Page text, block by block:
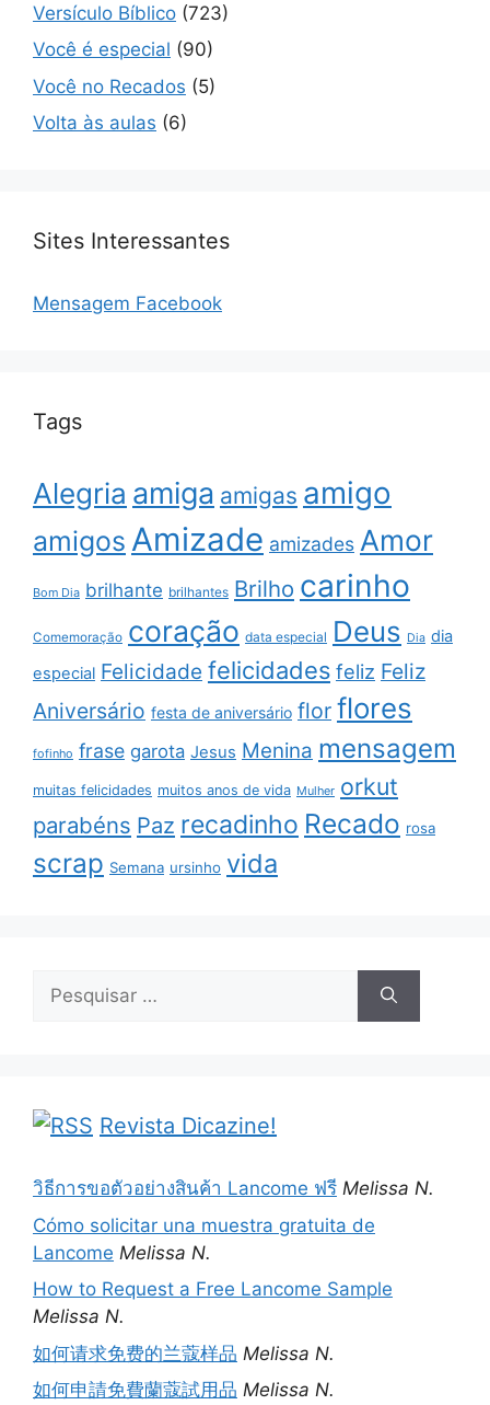
Versículo Bíblico (723)
Você é especial (90)
Você no Recados (5)
Volta às aulas (6)
Sites Interessantes
Mensagem Facebook
Tags
Alegria amiga amigas amigo
amigos Amizade amizades Amor
Bom Dia brilhante brilhantes Brilho carinho
Comemoração coração data especial Deus Dia dia
especial Felicidade felicidades feliz Feliz
Aniversário festa de aniversário flor flores
fofinho frase garota Jesus Menina mensagem
muitas felicidades muitos anos de vida Mulher orkut
parabéns Paz recadinho Recado rosa
scrap Semana ursinho vida
Pesquisar
Revista Dicazine!
วิธีการขอตัวอย่างสินค้า Lancome ฟรี Melissa N.
Cómo solicitar una muestra gratuita de
Lancome Melissa N.
How to Request a Free Lancome Sample
Melissa N.
如何请求免费的兰蔻样品 Melissa N.
如何申請免費蘭蔻試用品 Melissa N.